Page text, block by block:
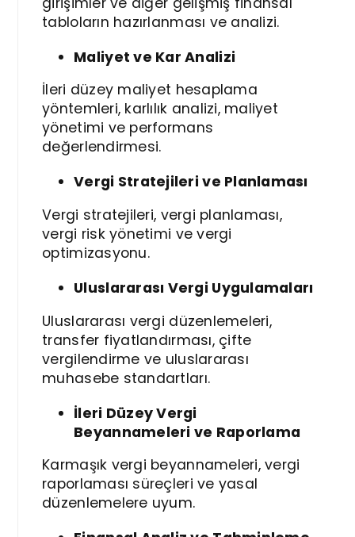
tabloların hazırlanması ve analizi.
Maliyet ve Kar Analizi
İleri düzey maliyet hesaplama
yöntemleri, karlılık analizi, maliyet
yönetimi ve performans
değerlendirmesi.
Vergi Stratejileri ve Planlaması
Vergi stratejileri, vergi planlaması,
vergi risk yönetimi ve vergi
optimizasyonu.
Uluslararası Vergi Uygulamaları
Uluslararası vergi düzenlemeleri,
transfer fiyatlandırması, çifte
vergilendirme ve uluslararası
muhasebe standartları.
İleri Düzey Vergi
Beyannameleri ve Raporlama
Karmaşık vergi beyannameleri, vergi
raporlaması süreçleri ve yasal
düzenlemelere uyum.